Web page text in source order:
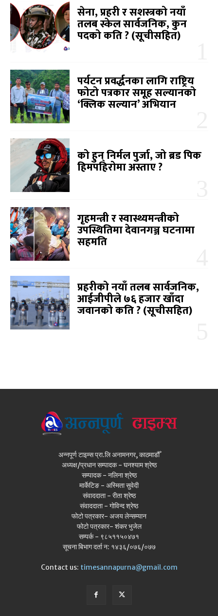
सेना, प्रहरी र सशस्त्रको नयाँ
तलब स्केल सार्वजनिक, कुन
पदको कति ? (सूचीसहित)
पर्यटन प्रवर्द्धनका लागि राष्ट्रिय
फोटो पत्रकार समूह सल्यानको
‘क्लिक सल्यान’ अभियान
को हुन् निर्मल पुर्जा, जो ब्रड पिक
हिमपहिरोमा अस्ताए ?
गृहमन्त्री र स्वास्थ्यमन्त्रीको
उपस्थितिमा देवानगञ्ज घटनामा
सहमति
प्रहरीको नयाँ तलब सार्वजनिक,
आईजीपीले ७६ हजार खाँदा
जवानको कति ? (सूचीसहित)
अन्नपूर्ण टाइम्स प्रा.लि अनामनगर, काठमाडौँ
अध्यक्ष/प्रधान सम्पादक - घनश्याम श्रेष्ठ
सम्पादक - नलिना श्रेष्ठ
मार्केटिङ - अस्मिता सुवेदी
संवाददाता - रीता श्रेष्ठ
संवाददाता - गोविन्द श्रेष्ठ
फोटो पत्रकार- अजय लेन्सम्यान
फोटो पत्रकार- शंकर भुजेल
सम्पर्क - ९८५११५०४७१
सूचना बिभाग दर्ता न: १४३६/०७६/०७७
Contact us: timesannapurna@gmail.com